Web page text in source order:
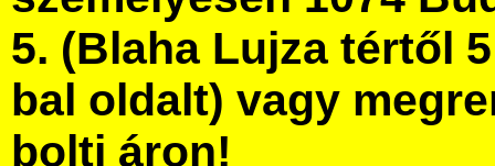
5. (Blaha Lujza tértől
bal oldalt) vagy
bolti áron!